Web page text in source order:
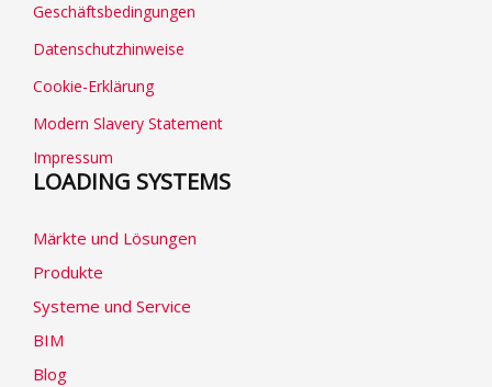
Geschäftsbedingungen
Datenschutzhinweise
Cookie-Erklärung
Modern Slavery Statement
Impressum
LOADING SYSTEMS
Märkte und Lösungen
Produkte
Systeme und Service
BIM
Blog